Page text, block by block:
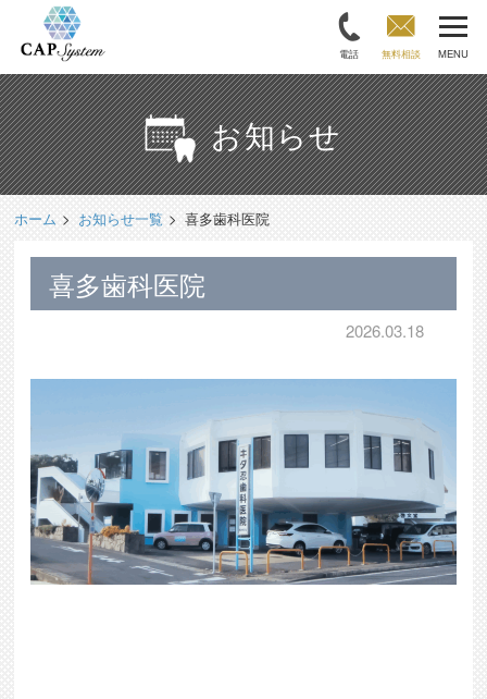
電話 無料相談 MENU
お知らせ
ホーム お知らせ一覧 喜多歯科医院
喜多歯科医院
2026.03.18